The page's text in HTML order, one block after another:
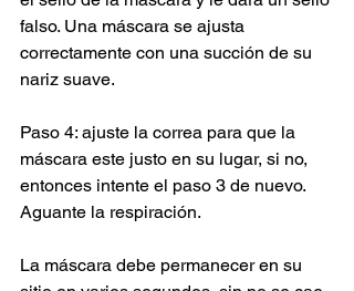
falso. Una máscara se ajusta
correctamente con una succión de su
nariz suave.
Paso 4: ajuste la correa para que la
máscara este justo en su lugar, si no,
entonces intente el paso 3 de nuevo.
Aguante la respiración.
La máscara debe permanecer en su